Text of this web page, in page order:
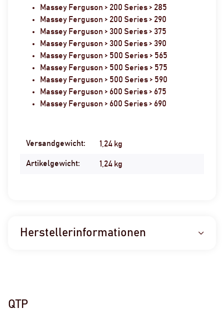
Massey Ferguson > 200 Series > 285
Massey Ferguson > 200 Series > 290
Massey Ferguson > 300 Series > 375
Massey Ferguson > 300 Series > 390
Massey Ferguson > 500 Series > 565
Massey Ferguson > 500 Series > 575
Massey Ferguson > 500 Series > 590
Massey Ferguson > 600 Series > 675
Massey Ferguson > 600 Series > 690
Produkteigenschaft
Wert
Versandgewicht: 1,24 kg
Artikelgewicht: 1,24 kg
Herstellerinformationen
QTP